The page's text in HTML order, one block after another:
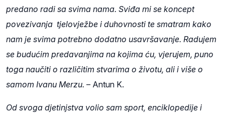
predano radi sa svima nama. Sviđa mi se koncept
povezivanja tjelovježbe i duhovnosti te smatram kako
nam je svima potrebno dodatno usavršavanje. Radujem
se budućim predavanjima na kojima ću, vjerujem, puno
toga naučiti o različitim stvarima o životu, ali i više o
samom Ivanu Merzu. – Antun K.
Od svoga djetinjstva volio sam sport, enciklopedije i